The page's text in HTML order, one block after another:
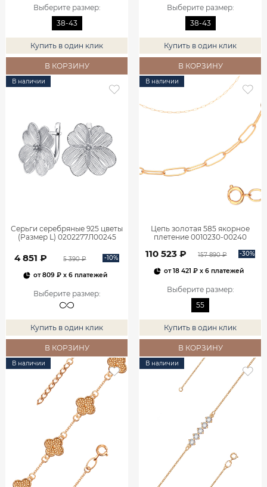
Выберите размер:
38-43
Купить в один клик
В КОРЗИНУ
Выберите размер:
38-43
Купить в один клик
В КОРЗИНУ
В наличии
Серьги серебряные 925 цветы
(Размер L) 0202277Л00245
4 851 ₽ 5 390 ₽ -10%
от809 ₽ x 6 платежей
Выберите размер:
Купить в один клик
В КОРЗИНУ
В наличии
Цепь золотая 585 якорное
плетение 0010230-00240
110 523 ₽ 157 890 ₽ -30%
от18 421 ₽ x 6 платежей
Выберите размер:
55
Купить в один клик
В КОРЗИНУ
В наличии В наличии